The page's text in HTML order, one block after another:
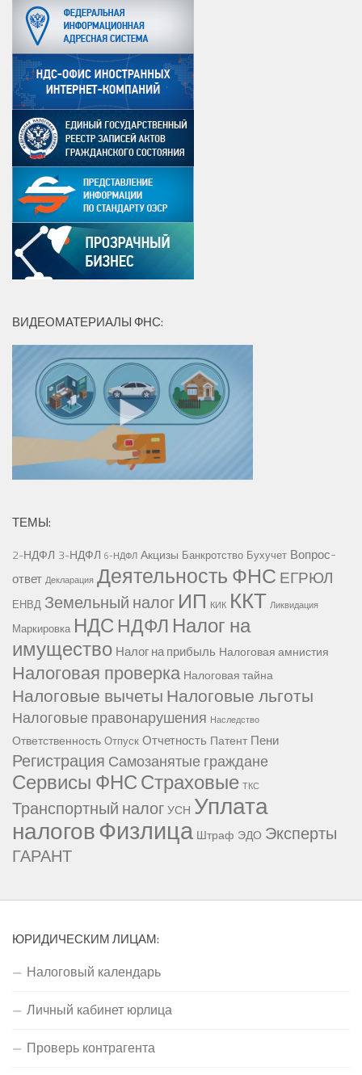
ВИДЕОМАТЕРИАЛЫ ФНС:
ТЕМЫ:
2-НДФЛ 3-НДФЛ 6-НДФЛ Акцизы Банкротство Бухучет Вопрос-
ответ Декларация Деятельность ФНС ЕГРЮЛ
ЕНВД Земельный налог ИП КИК ККТ Ликвидация
Маркировка НДС НДФЛ Налог на
имущество Налог на прибыль Налоговая амнистия
Налоговая проверка Налоговая тайна
Налоговые вычетыНалоговые льготы
Налоговые правонарушения Наследство
Ответственность Отпуск Отчетность Патент Пени
Регистрация Самозанятые граждане
Сервисы ФНССтраховые ТКС
Транспортный налогУСН Уплата
налоговФизлица Штраф ЭДО Эксперты
ГАРАНТ
ЮРИДИЧЕСКИМ ЛИЦАМ:
Налоговый календарь
Личный кабинет юрлица
Проверь контрагента